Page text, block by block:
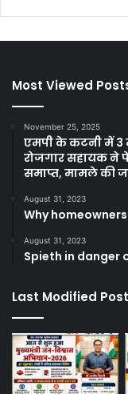
Most Viewed
November 25, 2025
एमपी के कटनी में 3
रोजगार सहायक ने
समाप्त, मामले की
August 31, 2023
Why
August 31, 2023
Spieth in danger
Last Modified